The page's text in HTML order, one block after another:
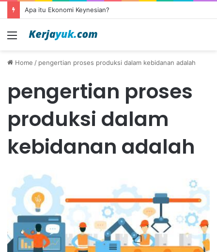
Apa itu Ekonomi Keynesian?
Menu
Home / pengertian proses produksi dalam kebidanan adalah
pengertian proses
produksi dalam
kebidanan adalah